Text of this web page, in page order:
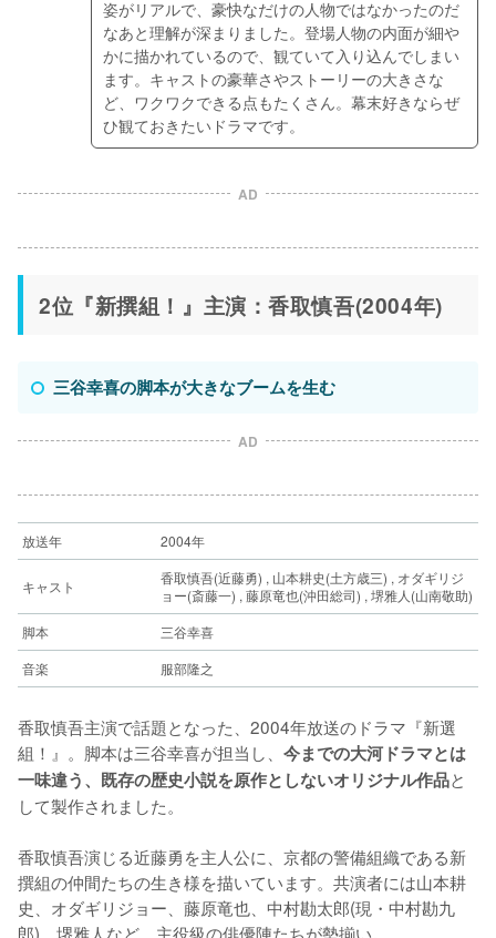
姿がリアルで、豪快なだけの人物ではなかったのだ
なあと理解が深まりました。登場人物の内面が細や
かに描かれているので、観ていて入り込んでしまい
ます。キャストの豪華さやストーリーの大きさな
ど、ワクワクできる点もたくさん。幕末好きならぜ
ひ観ておきたいドラマです。
AD
2位『新撰組！』主演：香取慎吾(2004年)
三谷幸喜の脚本が大きなブームを生む
AD
放送年 2004年
キャスト
香取慎吾(近藤勇) , 山本耕史(土方歳三) , オダギリジ
ョー(斎藤一) , 藤原竜也(沖田総司) , 堺雅人(山南敬助)
脚本
三谷幸喜
音楽
服部隆之
香取慎吾主演で話題となった、2004年放送のドラマ『新選
組！』。脚本は三谷幸喜が担当し、 今までの大河ドラマとは
一味違う、既存の歴史小説を原作としないオリジナル作品と
して製作されました。
香取慎吾演じる近藤勇を主人公に、京都の警備組織である新
撰組の仲間たちの生き様を描いています。共演者には山本耕
史、オダギリジョー、藤原竜也、中村勘太郎(現・中村勘九
郎)、堺雅人など、主役級の俳優陣たちが勢揃い。